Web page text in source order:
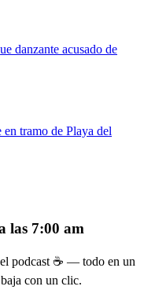
danzante acusado de
tramo de Playa del
las 7:00 am
podcast ☕ — todo en un
con un clic.